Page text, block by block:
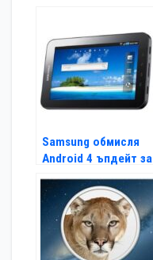
Samsung обмисля
Android 4 ъпдейт за
Galaxy Tab